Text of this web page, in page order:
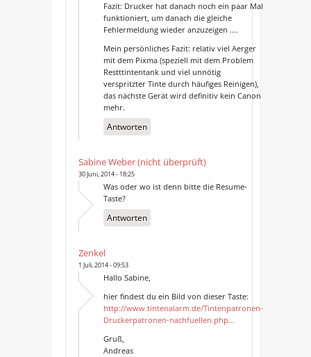
Fazit: Drucker hat danach noch ein paar Mal
funktioniert, um danach die gleiche
Fehlermeldung wieder anzuzeigen ....
Mein persönliches Fazit: relativ viel Aerger
mit dem Pixma (speziell mit dem Problem
Restttintentank und viel unnötig
verspritzter Tinte durch häufiges Reinigen),
das nächste Gerät wird definitiv kein Canon
mehr.
Antworten
Sabine Weber (nicht überprüft)
30 Juni, 2014 - 18:25
Was oder wo ist denn bitte die Resume-
Taste?
Antworten
Zenkel
1 Juli, 2014 - 09:53
Hallo Sabine,
hier findest du ein Bild von dieser Taste:
http://www.tintenalarm.de/Tintenpatronen-
Druckerpatronen-nachfuellen.php...
Gruß,
Andreas